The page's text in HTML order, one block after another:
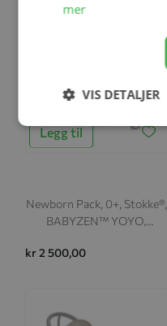
Legg til
Newborn Pack, 0+, Stokke®,
BABYZEN™ YOYO,
kr 2 500,00
mer
VIS DETALJER